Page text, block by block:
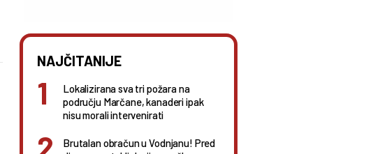
NAJČITANIJE
Lokalizirana sva tri požara na
području Marčane, kanaderi ipak
nisu morali intervenirati
Brutalan obračun u Vodnjanu! Pred